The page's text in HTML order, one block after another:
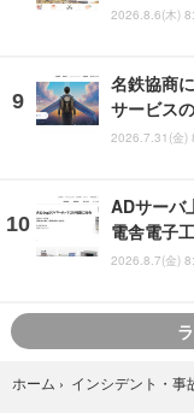
2026.8.6(木)
名鉄協商
サービス
2026.7.31(金)
ADサーバ
電舎電子
2026.8.7(金)
ホーム › インシデント・事